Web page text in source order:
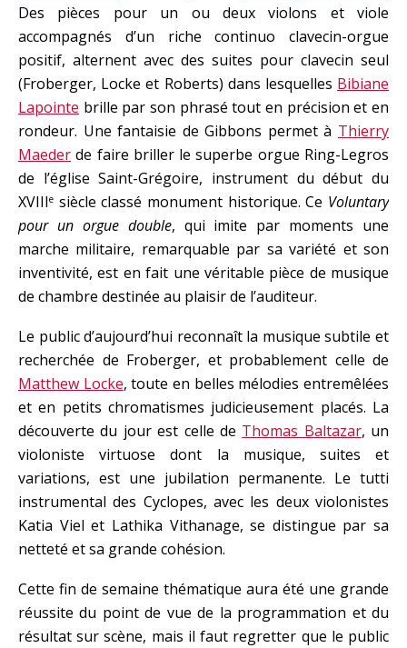
Des pièces pour un ou deux violons et viole
accompagnés d’un riche continuo clavecin-orgue
positif, alternent avec des suites pour clavecin seul
(Froberger, Locke et Roberts) dans lesquelles Bibiane
Lapointe brille par son phrasé tout en précision et en
rondeur. Une fantaisie de Gibbons permet à Thierry
Maeder de faire briller le superbe orgue Ring-Legros
de l’église Saint-Grégoire, instrument du début du
XVIIIe siècle classé monument historique. Ce Voluntary
pour un orgue double, qui imite par moments une
marche militaire, remarquable par sa variété et son
inventivité, est en fait une véritable pièce de musique
de chambre destinée au plaisir de l’auditeur.
Le public d’aujourd’hui reconnaît la musique subtile et
recherchée de Froberger, et probablement celle de
Matthew Locke, toute en belles mélodies entremêlées
et en petits chromatismes judicieusement placés. La
découverte du jour est celle de Thomas Baltazar, un
violoniste virtuose dont la musique, suites et
variations, est une jubilation permanente. Le tutti
instrumental des Cyclopes, avec les deux violonistes
Katia Viel et Lathika Vithanage, se distingue par sa
netteté et sa grande cohésion.
Cette fin de semaine thématique aura été une grande
réussite du point de vue de la programmation et du
résultat sur scène, mais il faut regretter que le public